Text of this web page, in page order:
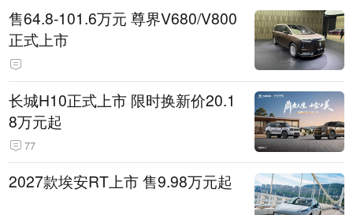
售64.8-101.6万元 尊界V680/V800
正式上市
长城H10正式上市 限时换新价20.1
8万元起
77
2027款埃安RT上市 售9.98万元起